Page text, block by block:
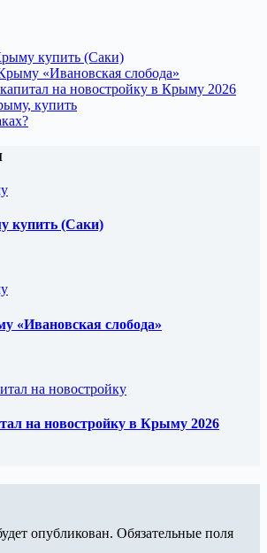
купить (Саки)
«Ивановская слобода»
на новостройку в Крыму 2026
купить
купить (Саки)
«Ивановская слобода»
на новостройку в Крыму 2026
опубликован. Обязательные поля